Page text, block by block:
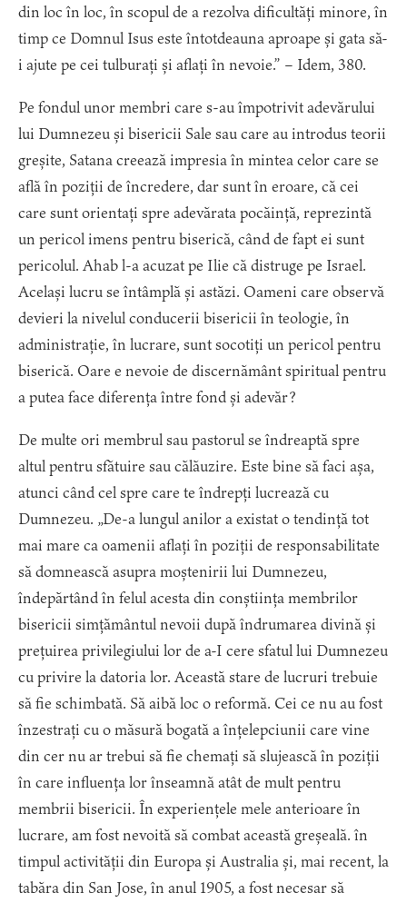
din loc în loc, în scopul de a rezolva dificultăți minore, în
timp ce Domnul Isus este întotdeauna aproape și gata să-
i ajute pe cei tulburați și aflați în nevoie.” – Idem, 380.
Pe fondul unor membri care s-au împotrivit adevărului
lui Dumnezeu și bisericii Sale sau care au introdus teorii
greșite, Satana creează impresia în mintea celor care se
află în poziții de încredere, dar sunt în eroare, că cei
care sunt orientați spre adevărata pocăință, reprezintă
un pericol imens pentru biserică, când de fapt ei sunt
pericolul. Ahab l-a acuzat pe Ilie că distruge pe Israel.
Același lucru se întâmplă și astăzi. Oameni care observă
devieri la nivelul conducerii bisericii în teologie, în
administrație, în lucrare, sunt socotiți un pericol pentru
biserică. Oare e nevoie de discernământ spiritual pentru
a putea face diferența între fond și adevăr?
De multe ori membrul sau pastorul se îndreaptă spre
altul pentru sfătuire sau călăuzire. Este bine să faci așa,
atunci când cel spre care te îndrepți lucrează cu
Dumnezeu. „De-a lungul anilor a existat o tendință tot
mai mare ca oamenii aflați în poziții de responsabilitate
să domnească asupra moștenirii lui Dumnezeu,
îndepărtând în felul acesta din conștiința membrilor
bisericii simțământul nevoii după îndrumarea divină și
prețuirea privilegiului lor de a-I cere sfatul lui Dumnezeu
cu privire la datoria lor. Această stare de lucruri trebuie
să fie schimbată. Să aibă loc o reformă. Cei ce nu au fost
înzestrați cu o măsură bogată a înțelepciunii care vine
din cer nu ar trebui să fie chemați să slujească în poziții
în care influența lor înseamnă atât de mult pentru
membrii bisericii. În experiențele mele anterioare în
lucrare, am fost nevoită să combat această greșeală. în
timpul activității din Europa și Australia și, mai recent, la
tabăra din San Jose, în anul 1905, a fost necesar să